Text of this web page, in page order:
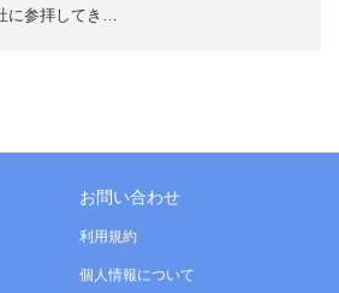
に参拝してき…
お問い合わせ
利用規約
個人情報について